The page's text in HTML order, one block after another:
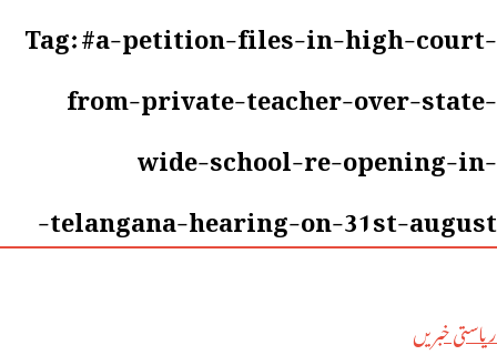
Tag:#a-petition-files-in-high-court-
from-private-teacher-over-state-
wide-school-re-opening-in-
telangana-hearing-on-31st-august-
ریاستی خبریں